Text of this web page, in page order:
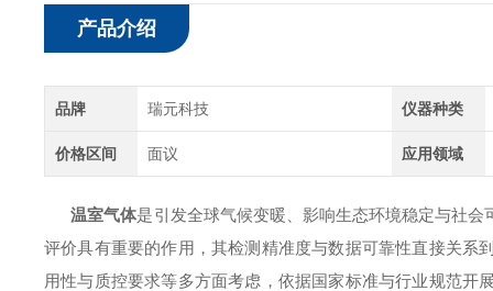
产品介绍
品牌 瑞元科技 仪器种类
价格区间 面议 应用领域
温室气体是引发全球气候变暖、影响生态环境稳定与社
评价具有重要的作用，其检测精准度与数据可靠性直接关系
用性与质控要求等多方面考虑，依据国家标准与行业规范